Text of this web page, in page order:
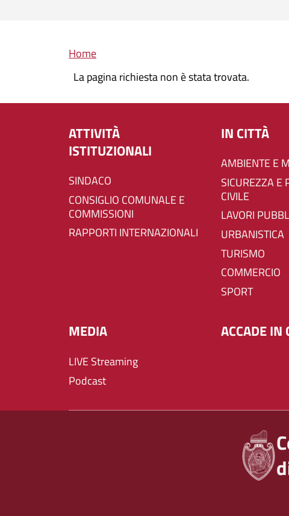
Briciole di pane
Home
La pagina richiesta non è stata trovata.
ATTIVITÀ
ISTITUZIONALI
SINDACO
CONSIGLIO COMUNALE E
COMMISSIONI
RAPPORTI INTERNAZIONALI
IN CITTÀ
AMBIENTE E
SICUREZZA E PROTEZIONE
CIVILE
LAVORI
URBANISTICA
TURISMO
COMMERCIO
SPORT
MEDIA
LIVE Streaming
Podcast
ACCADE IN